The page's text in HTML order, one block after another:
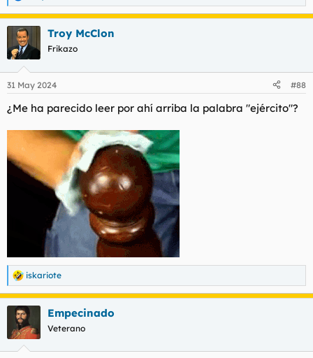
e
a
c
i
e
:
Troy McClon
Frikazo
31 May 2024 #88
¿Me ha parecido leer por ahí arriba la palabra "ejército"?
R
e
a
c
c
i
iskariote
Empecinado
Veterano